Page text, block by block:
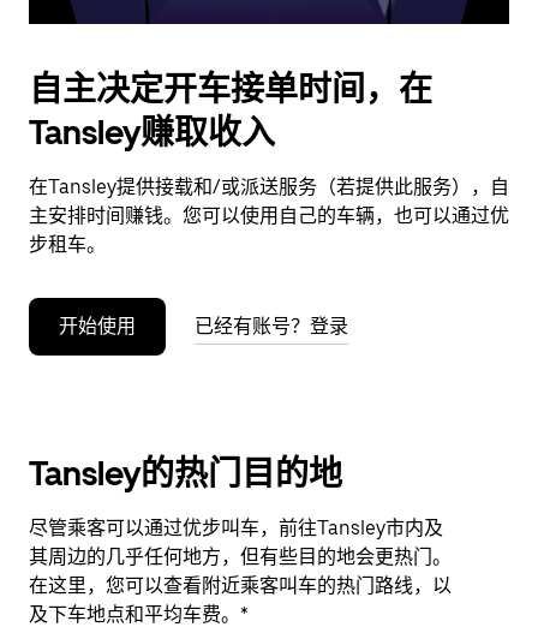
闭
日
历。
自主决定开车接单时间，在
Tansley赚取收入
在Tansley提供接载和/或派送服务（若提供此服务），自
主安排时间赚钱。您可以使用自己的车辆，也可以通过优
步租车。
开始使用 已经有账号？登录
Tansley的热门目的地
尽管乘客可以通过优步叫车，前往Tansley市内及
其周边的几乎任何地方，但有些目的地会更热门。
在这里，您可以查看附近乘客叫车的热门路线，以
及下车地点和平均车费。*